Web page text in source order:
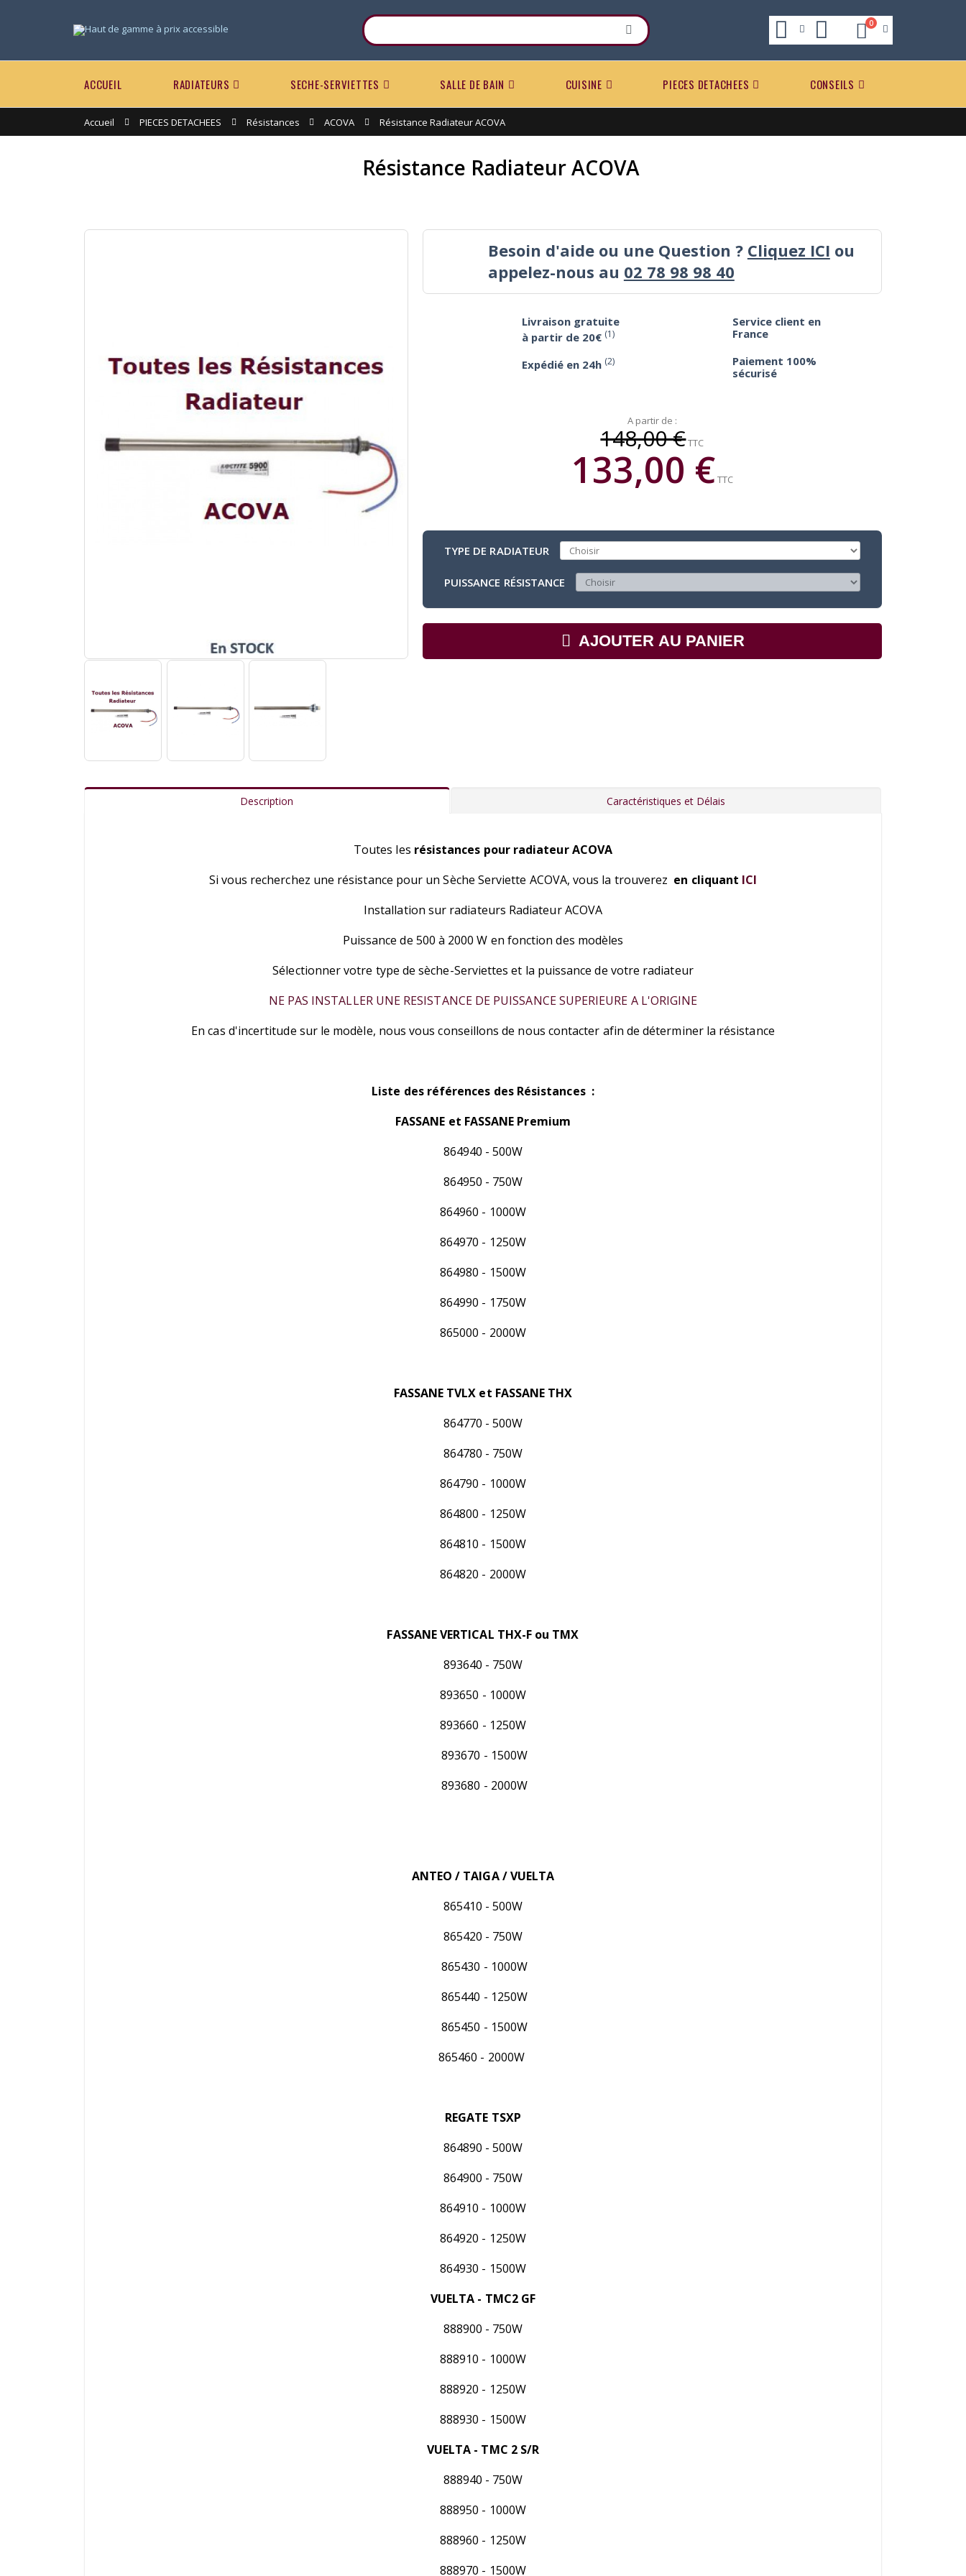
0
ACCUEIL RADIATEURS SECHE-SERVIETTES SALLE DE BAIN CUISINE PIECES DETACHEES CONSEILS
Accueil PIECES DETACHEES Résistances ACOVA Résistance Radiateur ACOVA
Résistance Radiateur ACOVA
Besoin d'aide ou une Question ? Cliquez ICI ou
appelez-nous au 02 78 98 98 40
Livraison gratuite
à partir de 20€ (1)
Service client en
France
Expédié en 24h (2)
Paiement 100%
sécurisé
A partir de :
148,00 €TTC
133,00 €TTC
TYPE DE RADIATEUR
PUISSANCE RÉSISTANCE
AJOUTER AU PANIER
Description Caractéristiques et Délais
Toutes les résistances pour radiateur ACOVA
Si vous recherchez une résistance pour un Sèche Serviette ACOVA, vous la trouverez en cliquant ICI
Installation sur radiateurs Radiateur ACOVA
Puissance de 500 à 2000 W en fonction des modèles
Sélectionner votre type de sèche-Serviettes et la puissance de votre radiateur
NE PAS INSTALLER UNE RESISTANCE DE PUISSANCE SUPERIEURE A L'ORIGINE
En cas d'incertitude sur le modèle, nous vous conseillons de nous contacter afin de déterminer la résistance
Liste des références des Résistances :
FASSANE et FASSANE Premium
864940 - 500W
864950 - 750W
864960 - 1000W
864970 - 1250W
864980 - 1500W
864990 - 1750W
865000 - 2000W
FASSANE TVLX et FASSANE THX
864770 - 500W
864780 - 750W
864790 - 1000W
864800 - 1250W
864810 - 1500W
864820 - 2000W
FASSANE VERTICAL THX-F ou TMX
893640 - 750W
893650 - 1000W
893660 - 1250W
893670 - 1500W
893680 - 2000W
ANTEO / TAIGA / VUELTA
865410 - 500W
865420 - 750W
865430 - 1000W
865440 - 1250W
865450 - 1500W
865460 - 2000W
REGATE TSXP
864890 - 500W
864900 - 750W
864910 - 1000W
864920 - 1250W
864930 - 1500W
VUELTA - TMC2 GF
888900 - 750W
888910 - 1000W
888920 - 1250W
888930 - 1500W
VUELTA - TMC 2 S/R
888940 - 750W
888950 - 1000W
888960 - 1250W
888970 - 1500W